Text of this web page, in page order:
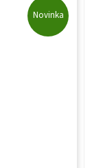
Novinka